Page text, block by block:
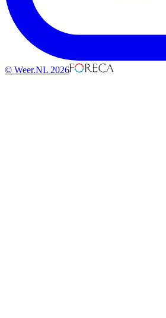
© Weer.NL 2026